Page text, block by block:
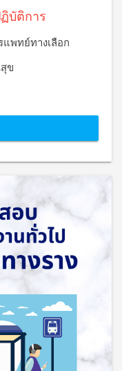
บัติการ
พทย์ทางเลือก
ข